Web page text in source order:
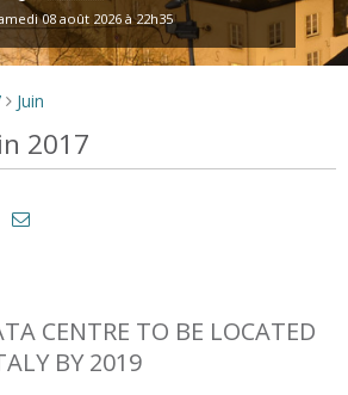
08 août 2026 à 22h35
> Juin
2017
CENTRE TO BE LOCATED
BY 2019